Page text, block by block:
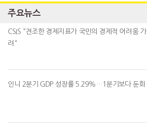
주요뉴스
CSIS "견조한 경제지표가 국민의 경제적 어려움 가
려"
인니 2분기 GDP 성장률 5.29%…1분기보다 둔화